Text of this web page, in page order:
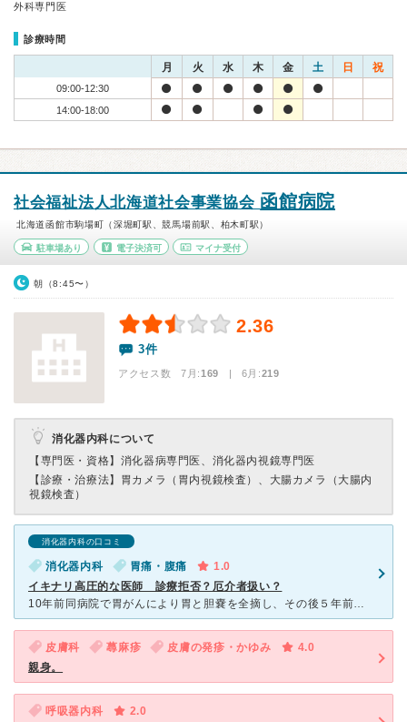
外科専門医
診療時間
月 火 水 木 金 土 日 祝
09:00-12:30
14:00-18:00
社会福祉法人北海道社会事業協会 函館病院
北海道函館市駒場町（深堀町駅、競馬場前駅、柏木町駅）
駐車場あり 電子決済可 マイナ受付
朝（8:45〜）
2.36
3件
アクセス数 7月:169 | 6月:219
消化器内科について
【専門医・資格】 消化器病専門医、消化器内視鏡専門医
【診療・治療法】 胃カメラ（胃内視鏡検査）、大腸カメラ（大腸内
視鏡検査）
消化器内科の口コミ
消化器内科 胃痛・腹痛
1.0
イキナリ高圧的な医師 診療拒否？厄介者扱い？
10年前同病院で胃がんにより胃と胆嚢を全摘し、その後５年前に寛解の診断をいただき、後は何かしら自覚症状があったら受診するという事に。最近になり胃があったあたりに違和感(時々シクシク痛む)を感じ、素人考
皮膚科 蕁麻疹 皮膚の発疹・かゆみ
4.0
親身。
呼吸器内科
2.0